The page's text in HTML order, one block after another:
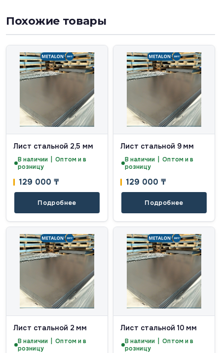
Похожие товары
Лист стальной 2,5 мм
В наличии | Оптом и в
розницу
129 000 ₸
Подробнее
Лист стальной 9 мм
В наличии | Оптом и в
розницу
129 000 ₸
Подробнее
Лист стальной 2 мм
В наличии | Оптом и в
розницу
Лист стальной 10 мм
В наличии | Оптом и в
розницу